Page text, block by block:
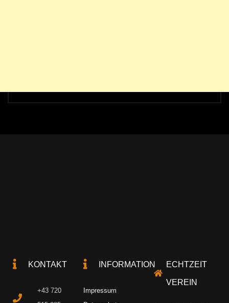
KONTAKT
+43 720
INFORMATION
Impressum
ECHTZEIT
VEREIN